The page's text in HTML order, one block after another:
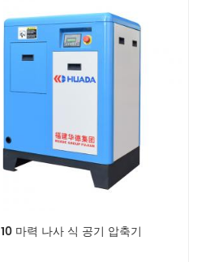
과.
10 마력 나사 식 공기 압축기